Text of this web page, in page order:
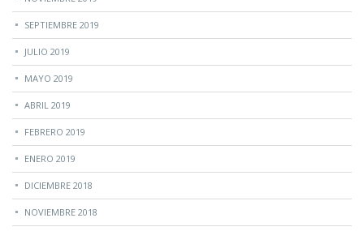
SEPTIEMBRE 2019
JULIO 2019
MAYO 2019
ABRIL 2019
FEBRERO 2019
ENERO 2019
DICIEMBRE 2018
NOVIEMBRE 2018